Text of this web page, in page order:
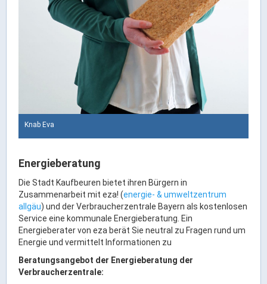
Oberbürgermeister
Bürgermeister / Bürgermeisterin
Stadtrat & Sitzungen
Beauftragte des Stadtrats
Abteilungen & Sachgebiete
Ortsrecht & Bekanntmachungen
Stellenangebote
Stadt & Freizeit
Bildung & Erziehung
Familie & Gleichstellung
Heiraten in Kaufbeuren
Knab Eva
Energieberatung
Die Stadt Kaufbeuren bietet ihren Bürgern in
Zusammenarbeit mit eza! (energie- & umweltzentrum
allgäu) und der Verbraucherzentrale Bayern als kostenlosen
Service eine kommunale Energieberatung. Ein
Energieberater von eza berät Sie neutral zu Fragen rund um
Energie und vermittelt Informationen zu
Beratungsangebot der Energieberatung der
Verbraucherzentrale: